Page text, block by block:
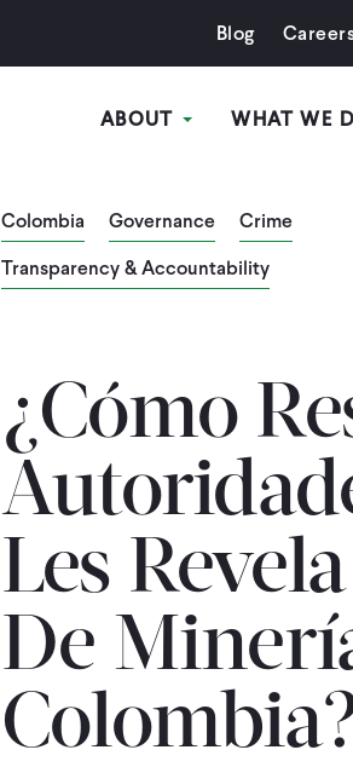
Blog
ABOUT WHAT WE
Colombia Governance
Crime
Transparency & Accountability
¿Cómo
Les
De